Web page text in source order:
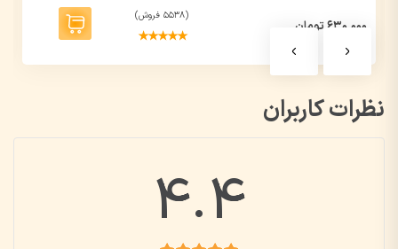
630,000 تومان
(5538 فروش)
نظرات کاربران
4.4